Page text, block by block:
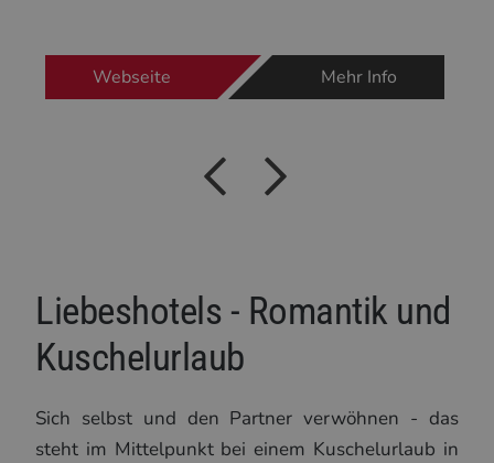
Webseite Mehr Info
Liebeshotels - Romantik und
Kuschelurlaub
Sich selbst und den Partner verwöhnen - das
steht im Mittelpunkt bei einem Kuschelurlaub in